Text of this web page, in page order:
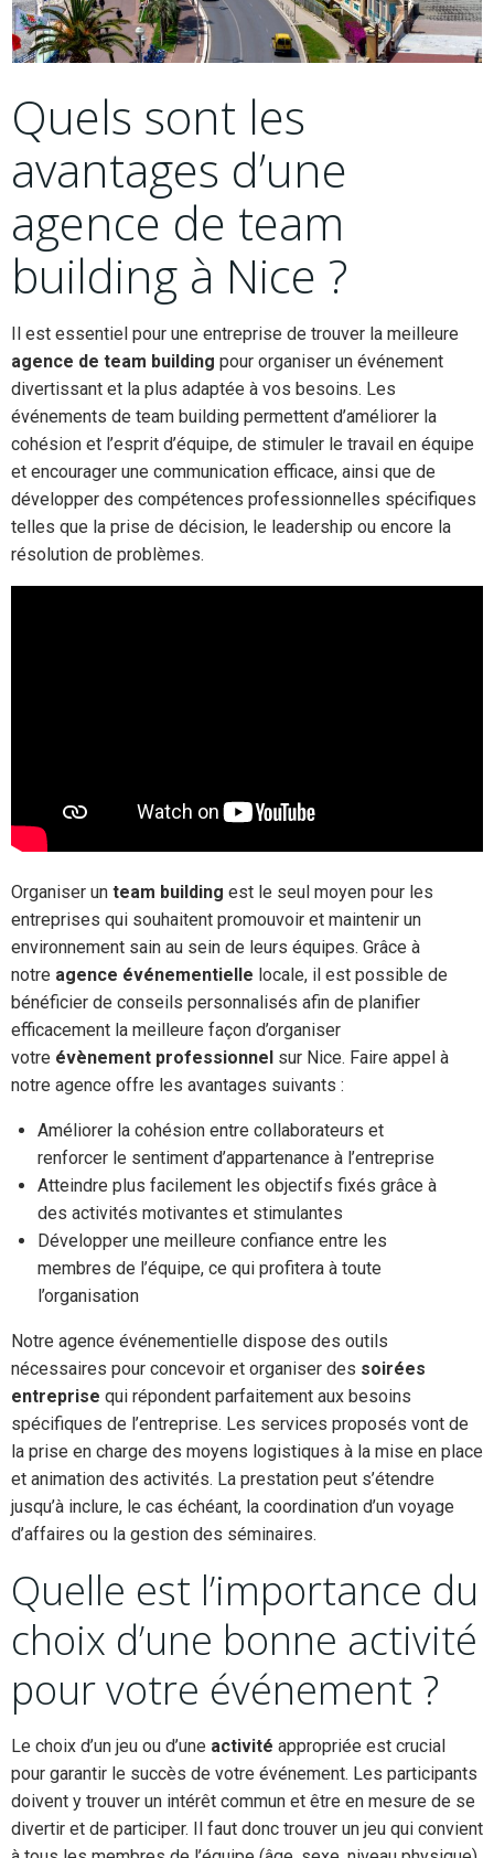
Quels sont les
avantages d’une
agence de team
building à Nice ?
Il est essentiel pour une entreprise de trouver la meilleure
agence de team building pour organiser un événement
divertissant et la plus adaptée à vos besoins. Les
événements de team building permettent d’améliorer la
cohésion et l’esprit d’équipe, de stimuler le travail en équipe
et encourager une communication efficace, ainsi que de
développer des compétences professionnelles spécifiques
telles que la prise de décision, le leadership ou encore la
résolution de problèmes.
Organiser un team building est le seul moyen pour les
entreprises qui souhaitent promouvoir et maintenir un
environnement sain au sein de leurs équipes. Grâce à
notre agence événementielle locale, il est possible de
bénéficier de conseils personnalisés afin de planifier
efficacement la meilleure façon d’organiser
votre évènement professionnel sur Nice. Faire appel à
notre agence offre les avantages suivants :
Améliorer la cohésion entre collaborateurs et
renforcer le sentiment d’appartenance à l’entreprise
Atteindre plus facilement les objectifs fixés grâce à
des activités motivantes et stimulantes
Développer une meilleure confiance entre les
membres de l’équipe, ce qui profitera à toute
l’organisation
Notre agence événementielle dispose des outils
nécessaires pour concevoir et organiser des soirées
entreprise qui répondent parfaitement aux besoins
spécifiques de l’entreprise. Les services proposés vont de
la prise en charge des moyens logistiques à la mise en place
et animation des activités. La prestation peut s’étendre
jusqu’à inclure, le cas échéant, la coordination d’un voyage
d’affaires ou la gestion des séminaires.
Quelle est l’importance du
choix d’une bonne activité
pour votre événement ?
Le choix d’un jeu ou d’une activité appropriée est crucial
pour garantir le succès de votre événement. Les participants
doivent y trouver un intérêt commun et être en mesure de se
divertir et de participer. Il faut donc trouver un jeu qui convient